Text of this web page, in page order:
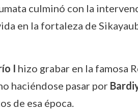
culminó con la
en la fortaleza de
I hizo grabar en la famosa
haciéndose pasar por
de esa época.